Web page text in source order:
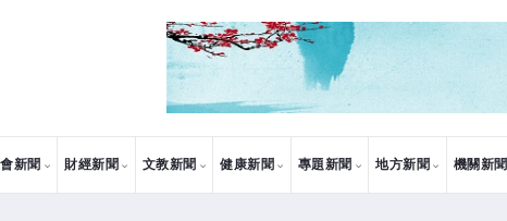
新聞 財經新聞 文教新聞 健康新聞 專題新聞 地方新聞 機關新聞